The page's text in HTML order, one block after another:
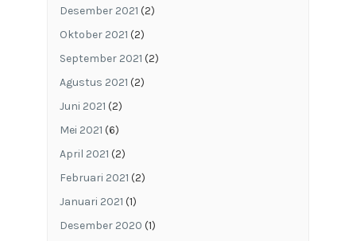
Desember 2021 (2)
Oktober 2021 (2)
September 2021 (2)
Agustus 2021 (2)
Juni 2021 (2)
Mei 2021 (6)
April 2021 (2)
Februari 2021 (2)
Januari 2021 (1)
Desember 2020 (1)